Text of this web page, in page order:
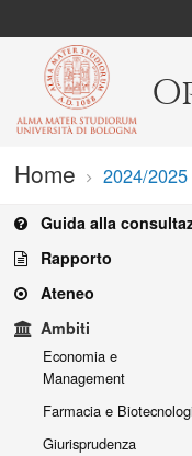
Home 2024/2025
Guida alla
Rapporto
Ateneo
Ambiti
Economia e
Management
Farmacia e
Giurisprudenza